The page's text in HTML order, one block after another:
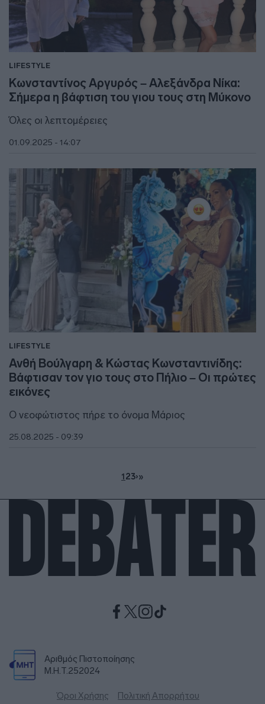
LIFESTYLE
Κωνσταντίνος Αργυρός – Αλεξάνδρα Νίκα:
Σήμερα η βάφτιση του γιου τους στη Μύκονο
Όλες οι λεπτομέρειες
01.09.2025 - 14:07
LIFESTYLE
Ανθή Βούλγαρη & Κώστας Κωνσταντινίδης:
Βάφτισαν τον γιο τους στο Πήλιο – Οι πρώτες
εικόνες
Ο νεοφώτιστος πήρε το όνομα Μάριος
25.08.2025 - 09:39
123›»
Αριθμός Πιστοποίησης
Μ.Η.Τ.252024
Όροι Χρήσης Πολιτική Απορρήτου